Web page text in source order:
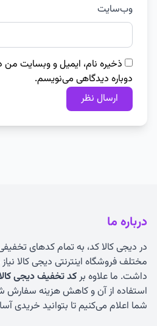
وب‌سایت
ذخیره نام، ایمیل و وبسایت من
دوباره دیدگاهی می‌نویسم.
درباره ما
در دیجی کالا کد، به تمام کدهای
مختلف فروشگاه اینترنتی دیجی کالا
داشت. ما علاوه برکد تخفیف دیجی
استفاده از آن و کاهش هزینه سفارش
شما اعلام می‌کنیم تا بتوانید خریدی